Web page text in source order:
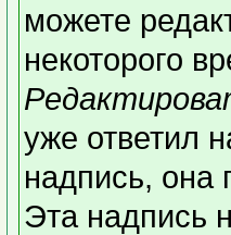
можете
некоторого
уже ответил
надпись, она
Эта надпись